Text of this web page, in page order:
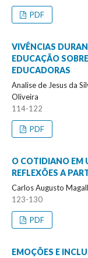
PDF
VIVÊNCIAS
EDUCAÇÃO
EDUCADORAS
Analise de Jesus da
Oliveira
114-122
PDF
O COTIDIANO EM
REFLEXÕES A
Carlos Augusto
123-130
PDF
EMOÇÕES E